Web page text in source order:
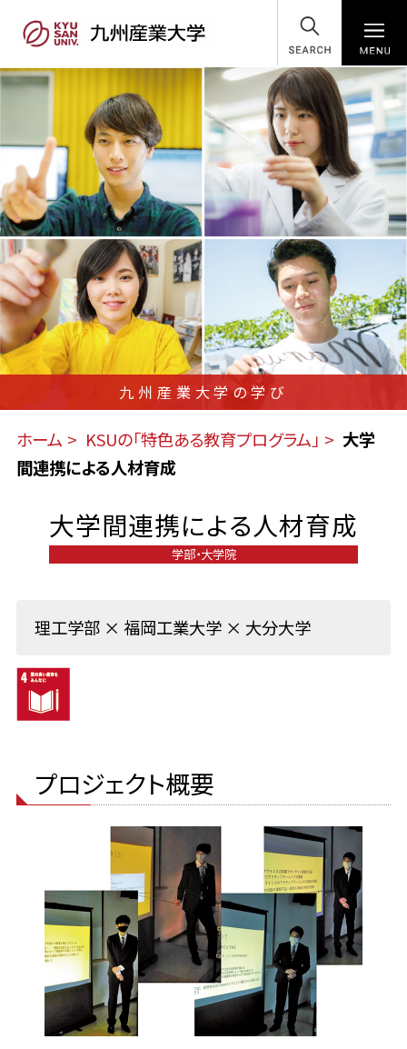
SEARCH
九州産業大学の学び
ホーム KSUの「特色ある教育プログラム」
大学
間連携による人材育成
大学間連携による人材育成
学部・大学院
理工学部 × 福岡工業大学 × 大分大学
プロジェクト概要